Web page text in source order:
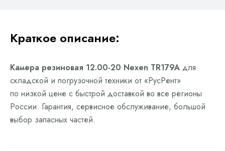
Краткое описание:
Камера резиновая 12.00-20 Nexen TR179A для
складской и погрузочной техники от «РусРент»
по низкой цене с быстрой доставкой во все регионы
России. Гарантия, сервисное обслуживание, большой
выбор запасных частей.